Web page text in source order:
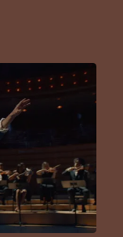
Me quitas la pista y me quedo acapella
Mi condición enamorado locamente de una chica que hoy extraño
Y a mí todo el mundo me decía que pasaría me dejarías